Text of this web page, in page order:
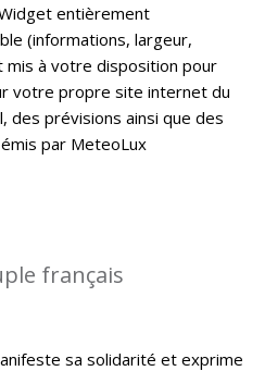
entièrement
(informations, largeur,
mis à votre disposition pour
votre propre site internet du
des prévisions ainsi que des
par MeteoLux
français
sa solidarité et exprime